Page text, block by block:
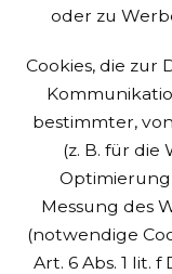
oder zu
Cookies, die
bestimmter,
(z. B. für
Optimierung
Messung des
(notwendige
Art. 6 Abs. 1 lit.